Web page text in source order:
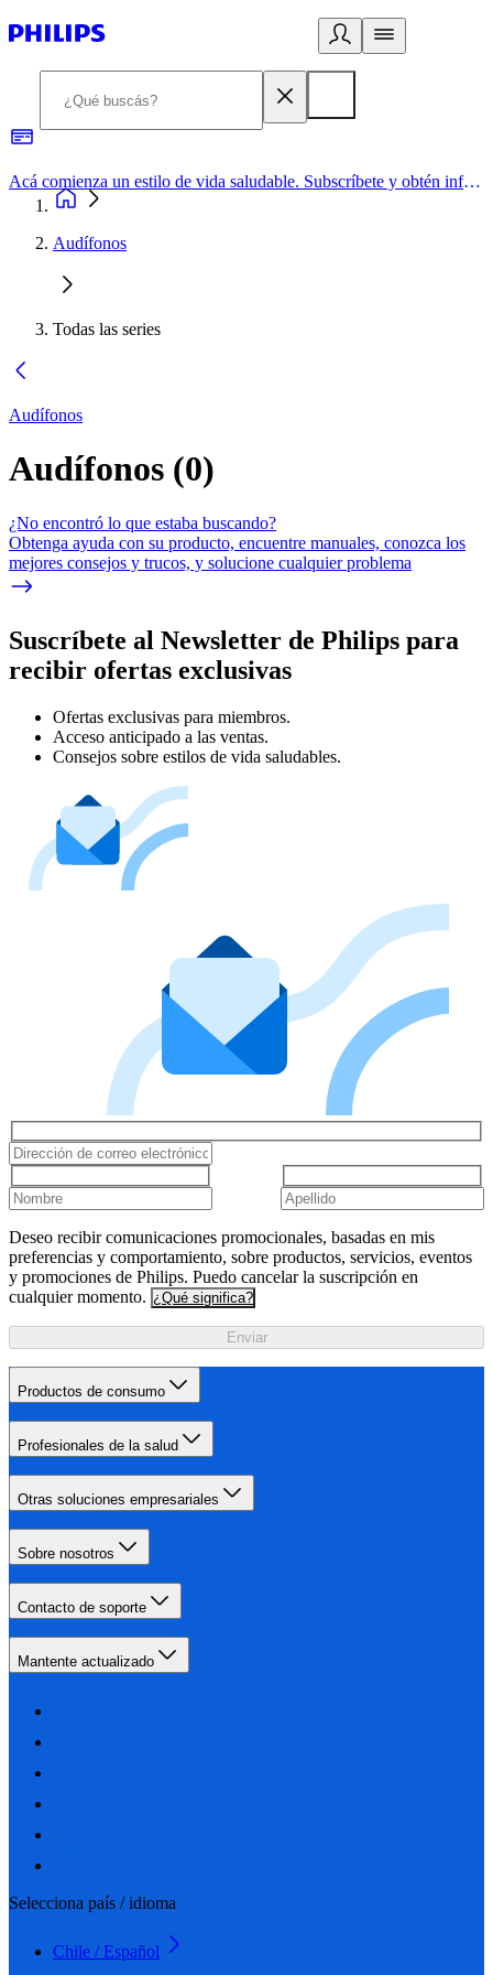
Acá comienza un estilo de vida saludable. Subscríbete y obtén información de primera mano
Audífonos
Todas las series
Audífonos
Audífonos (0)
¿No encontró lo que estaba buscando?
Obtenga ayuda con su producto, encuentre manuales, conozca los
mejores consejos y trucos, y solucione cualquier problema
Suscríbete al Newsletter de Philips para
recibir ofertas exclusivas
Ofertas exclusivas para miembros.
Acceso anticipado a las ventas.
Consejos sobre estilos de vida saludables.
Deseo recibir comunicaciones promocionales, basadas en mis
preferencias y comportamiento, sobre productos, servicios, eventos
y promociones de Philips. Puedo cancelar la suscripción en
cualquier momento. ¿Qué significa?
Enviar
Productos de consumo
Profesionales de la salud
Otras soluciones empresariales
Sobre nosotros
Contacto de soporte
Mantente actualizado
Selecciona país / idioma
Chile / Español